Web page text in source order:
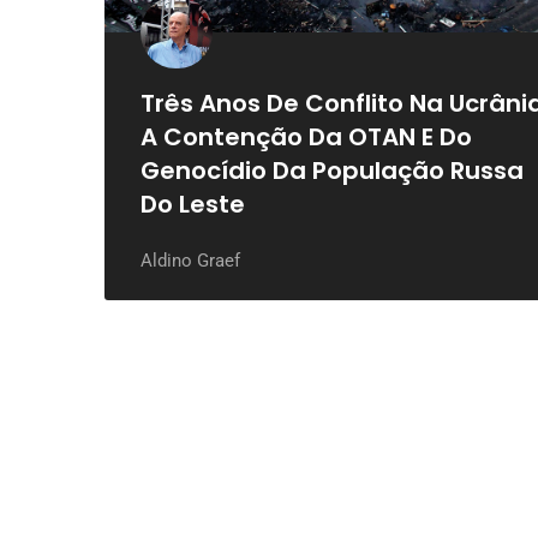
Três Anos De Conflito Na
A Contenção Da OTAN E Do
Genocídio Da População Russa
Do Leste
Aldino Graef